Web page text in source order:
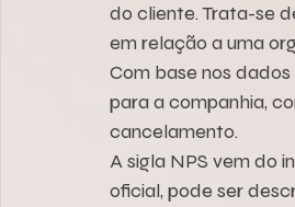
do cliente. Trata-se
em relação a uma
Com base nos
para a companhia,
cancelamento.
A sigla NPS vem do
oficial, pode ser